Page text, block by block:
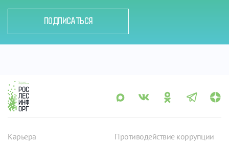
ПОДПИСАТЬСЯ
Карьера
Противодействие коррупции